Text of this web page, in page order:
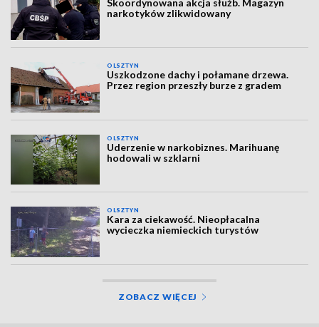
Skoordynowana akcja służb. Magazyn
narkotyków zlikwidowany
OLSZTYN
Uszkodzone dachy i połamane drzewa.
Przez region przeszły burze z gradem
OLSZTYN
Uderzenie w narkobiznes. Marihuanę
hodowali w szklarni
OLSZTYN
Kara za ciekawość. Nieopłacalna
wycieczka niemieckich turystów
ZOBACZ WIĘCEJ